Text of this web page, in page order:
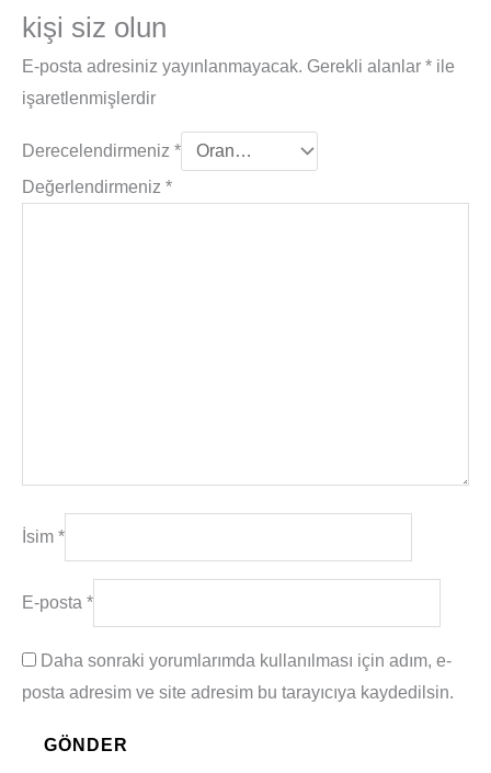
kişi siz olun
E-posta adresiniz yayınlanmayacak. Gerekli alanlar * ile
işaretlenmişlerdir
Derecelendirmeniz *
Değerlendirmeniz *
İsim *
E-posta *
Daha sonraki yorumlarımda kullanılması için adım, e-
posta adresim ve site adresim bu tarayıcıya kaydedilsin.